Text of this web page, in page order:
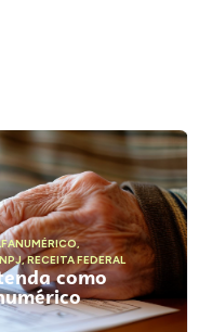
,
,RECEITA FEDERAL
como